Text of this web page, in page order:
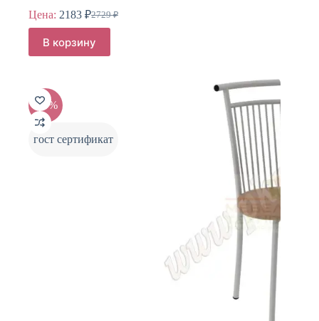
Цена:
2729₽
Первоначальная
цена
составляла
2729 ₽.
2183 ₽Текущая
цена:
2183 ₽.
В корзину
-20%
гост сертификат